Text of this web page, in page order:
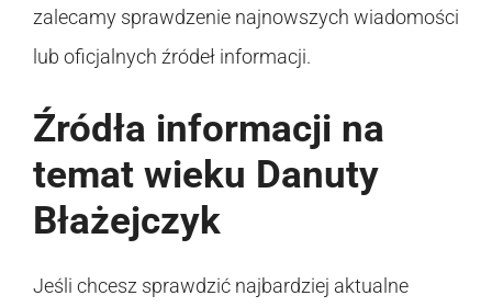
zalecamy sprawdzenie najnowszych wiadomości
lub oficjalnych źródeł informacji.
Źródła informacji na
temat wieku Danuty
Błażejczyk
Jeśli chcesz sprawdzić najbardziej aktualne